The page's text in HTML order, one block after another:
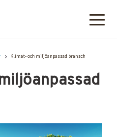
Klimat- och miljöanpassad bransch